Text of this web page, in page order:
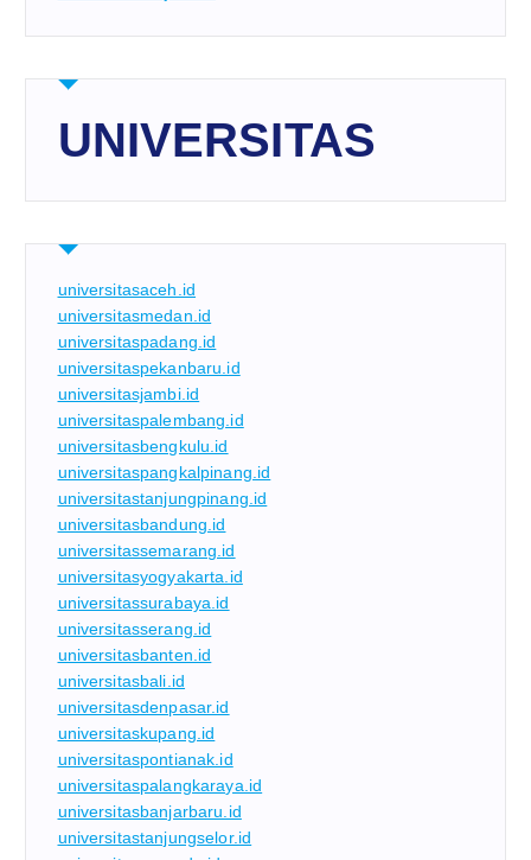
UNIVERSITAS
universitasaceh.id
universitasmedan.id
universitaspadang.id
universitaspekanbaru.id
universitasjambi.id
universitaspalembang.id
universitasbengkulu.id
universitaspangkalpinang.id
universitastanjungpinang.id
universitasbandung.id
universitassemarang.id
universitasyogyakarta.id
universitassurabaya.id
universitasserang.id
universitasbanten.id
universitasbali.id
universitasdenpasar.id
universitaskupang.id
universitaspontianak.id
universitaspalangkaraya.id
universitasbanjarbaru.id
universitastanjungselor.id